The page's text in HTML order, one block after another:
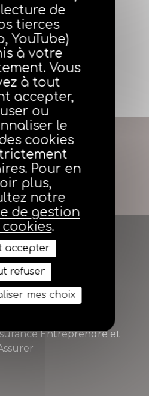
au service
Entreprendre et
de
tierces
YouTube)
à votre
Vous
à tout
accepter,
ou
le
cookies
Pour en
plus,
notre
de gestion
cookies.
accepter
refuser
mes choix